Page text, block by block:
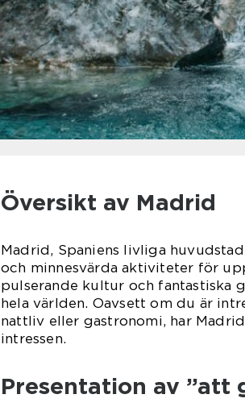
Översikt av Madrid
Madrid, Spaniens livliga
och minnesvärda aktiviteter för
pulserande kultur och fantastiska
hela världen. Oavsett om du är
nattliv eller gastronomi, har
intressen.
Presentation av ”att